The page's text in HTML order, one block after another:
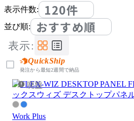
表示件数:
120件
並び順: おすすめ順
表示:
QuickShip
発注から最短2週間で納品
廃盤
Work Plus